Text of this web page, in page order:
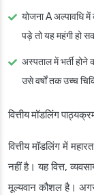
योजना A अल्पावधि
पड़े तो यह महंगी हो
अस्पताल में भर्ती होने
उसे वर्षों तक उच्च
वित्तीय मॉडलिंग
वित्तीय मॉडलिंग में
नहीं है। यह वित्त,
मूल्यवान कौशल है।